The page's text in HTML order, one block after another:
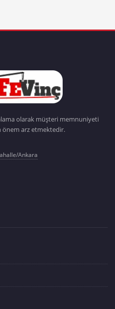
olarak müşteri memnuniyeti
önem arz etmektedir.
Ankara